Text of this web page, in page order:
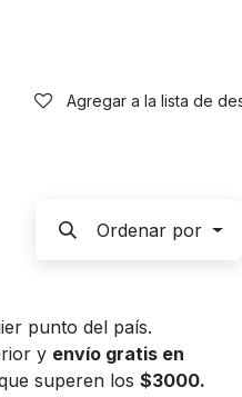
Agregar a la lista de
Ordenar por
punto del país.
y envío gratis en
superen los $3000.